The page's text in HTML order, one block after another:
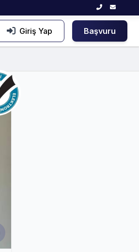
Giriş Yap Başvuru